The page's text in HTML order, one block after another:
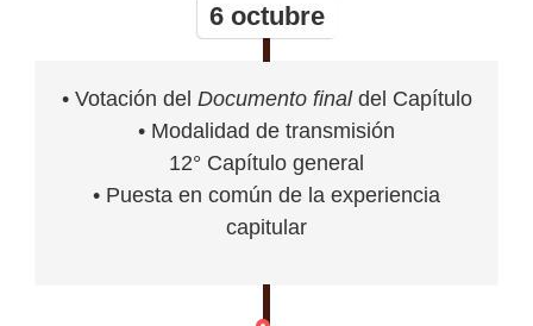
6 octubre
• Votación del Documento finaldel Capítulo
• Modalidad de transmisión
12° Capítulo general
• Puesta en común de la experiencia
capitular